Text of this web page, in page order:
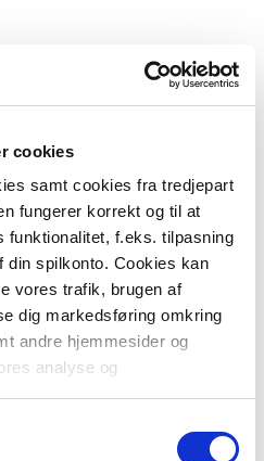
cookies
samt cookies fra tredjepart
fungerer korrekt og til at
funktionalitet, f.eks. tilpasning
din spilkonto. Cookies kan
vores trafik, brugen af
dig markedsføring omkring
andre hjemmesider og
analyse og
brug af cookies under